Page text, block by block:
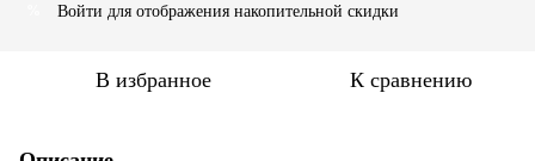
Войти для отображения накопительной скидки
В избранное К сравнению